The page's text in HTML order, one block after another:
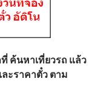
ค้นหาเที่ยวรถ แล้ว
ละราคาตั๋ว ตาม